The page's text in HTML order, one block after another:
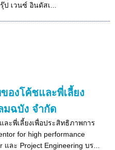
เวนซ์ อินดัสเ...
องโค้ชและพี่เลี้ยง
มฉบัง จำกัด
ะพี่เลี้ยงเพื่อประสิทธิภาพการ
for high performance
ละ Project Engineering บร...